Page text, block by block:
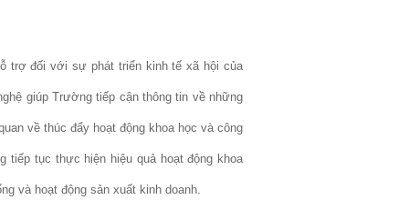
trợ đối với sự phát triển kinh tế xã hội của
giúp Trường tiếp cận thông tin về những
về thúc đẩy hoạt động khoa học và công
tiếp tục thực hiện hiệu quả hoạt động khoa
và hoạt động sản xuất kinh doanh.